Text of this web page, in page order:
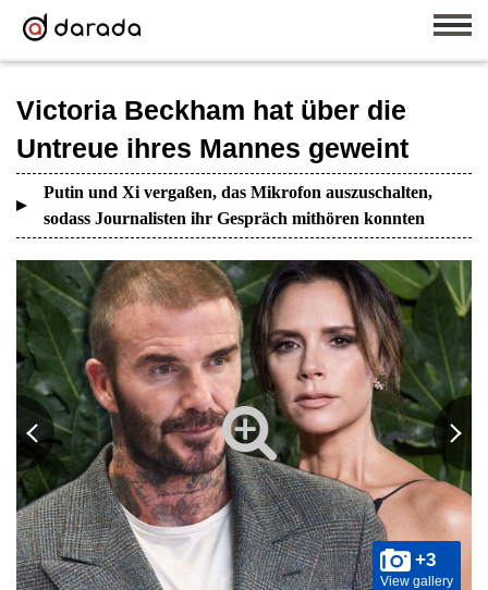
Victoria Beckham hat über die
Untreue ihres Mannes geweint
Putin und Xi vergaßen, das Mikrofon auszuschalten,
sodass Journalisten ihr Gespräch mithören konnten
+3
View gallery